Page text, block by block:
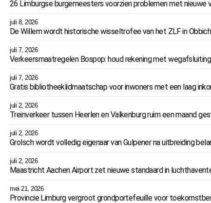
26 Limburgse burgemeesters voorzien problemen met nieuwe
juli 8, 2026
De Willem wordt historische wisseltrofee van het ZLF in
juli 7, 2026
Verkeersmaatregelen Bospop: houd rekening met
juli 7, 2026
Gratis bibliotheeklidmaatschap voor inwoners met een laag
juli 2, 2026
Treinverkeer tussen Heerlen en Valkenburg ruim een maand
juli 2, 2026
Grolsch wordt volledig eigenaar van Gulpener na uitbreiding
juli 2, 2026
Maastricht Aachen Airport zet nieuwe standaard in
mei 21, 2026
Provincie Limburg vergroot grondportefeuille voor